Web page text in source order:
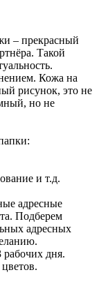
– прекрасный
Такой
Кожа на
рисунок, это не
но не
и т.д.
адресные
Подберем
адресных
рабочих дня.